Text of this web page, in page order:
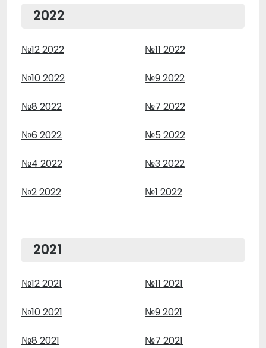
2022
№12 2022 №11 2022
№10 2022 №9 2022
№8 2022 №7 2022
№6 2022 №5 2022
№4 2022 №3 2022
№2 2022 №1 2022
2021
№12 2021 №11 2021
№10 2021 №9 2021
№8 2021 №7 2021